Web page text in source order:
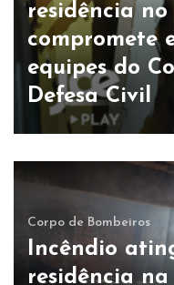
residência
compromete
equipes do
Defesa Civil
Corpo de Bombeiros
Incêndio
residência